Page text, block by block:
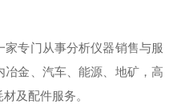
专门从事分析仪器销售与服
金、汽车、能源、地矿，高
及配件服务。